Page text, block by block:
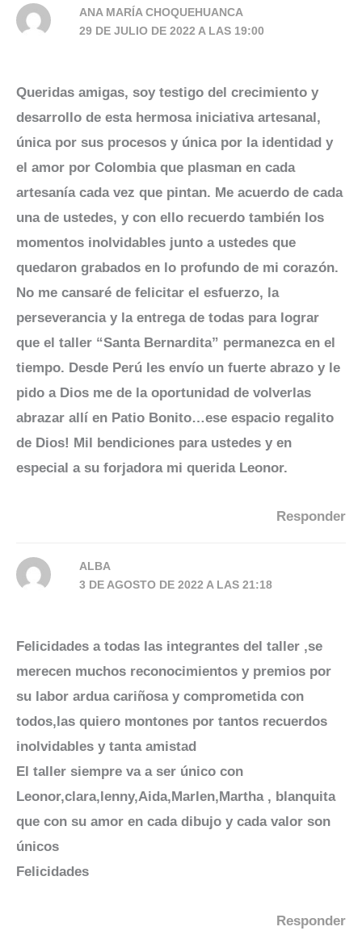
ANA MARÍA CHOQUEHUANCA
29 DE JULIO DE 2022 A LAS 19:00
Queridas amigas, soy testigo del crecimiento y
desarrollo de esta hermosa iniciativa artesanal,
única por sus procesos y única por la identidad y
el amor por Colombia que plasman en cada
artesanía cada vez que pintan. Me acuerdo de cada
una de ustedes, y con ello recuerdo también los
momentos inolvidables junto a ustedes que
quedaron grabados en lo profundo de mi corazón.
No me cansaré de felicitar el esfuerzo, la
perseverancia y la entrega de todas para lograr
que el taller “Santa Bernardita” permanezca en el
tiempo. Desde Perú les envío un fuerte abrazo y le
pido a Dios me de la oportunidad de volverlas
abrazar allí en Patio Bonito…ese espacio regalito
de Dios! Mil bendiciones para ustedes y en
especial a su forjadora mi querida Leonor.
Responder
ALBA
3 DE AGOSTO DE 2022 A LAS 21:18
Felicidades a todas las integrantes del taller ,se
merecen muchos reconocimientos y premios por
su labor ardua cariñosa y comprometida con
todos,las quiero montones por tantos recuerdos
inolvidables y tanta amistad
El taller siempre va a ser único con
Leonor,clara,lenny,Aida,Marlen,Martha , blanquita
que con su amor en cada dibujo y cada valor son
únicos
Felicidades
Responder